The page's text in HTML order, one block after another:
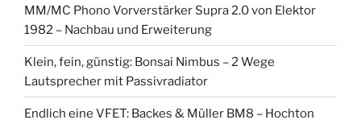
MM/MC Phono Vorverstärker Supra 2.0 von Elektor
1982 – Nachbau und Erweiterung
Klein, fein, günstig: Bonsai Nimbus – 2 Wege
Lautsprecher mit Passivradiator
Endlich eine VFET: Backes & Müller BM8 – Hochton